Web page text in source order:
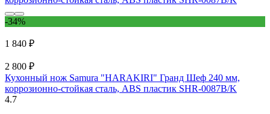
-34%
1 840 ₽
2 800 ₽
Кухонный нож Samura "HARAKIRI" Гранд Шеф 240 мм,
коррозионно-стойкая сталь, ABS пластик SHR-0087B/K
4.7